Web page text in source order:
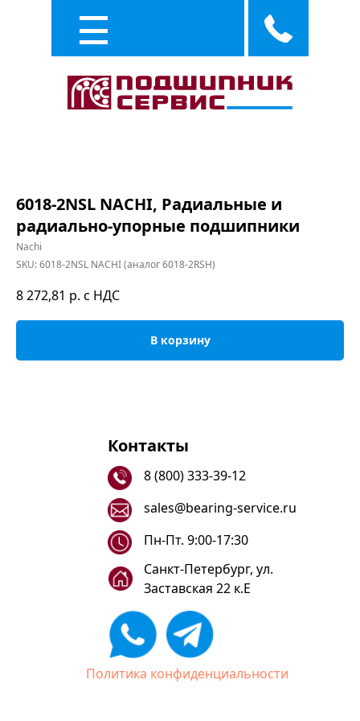
6018-2NSL NACHI, Радиальные и
радиально-упорные подшипники
Nachi
SKU:6018-2NSL NACHI (аналог 6018-2RSH)
8 272,81 р. с НДС
В корзину
Контакты
8 (800) 333-39-12
sales@bearing-service.ru
Санкт-Петербург, ул.
Заставская 22 к.Е
Пн-Пт. 9:00-17:30
Политика конфиденциальности